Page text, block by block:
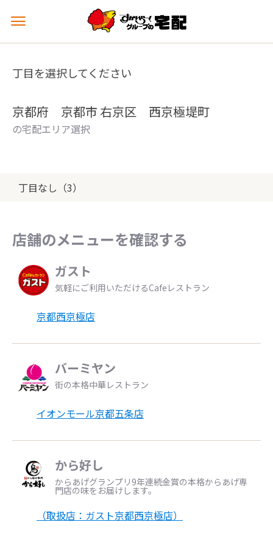
メ
ュ
を
丁目を選択してください
京都府 京都市 右京区 西京極堤町
の宅配エリア選択
丁目なし（3）
店舗のメニューを確認する
ガスト
気軽にご利用いただけるCafeレストラン
京都西京極店
バーミヤン
街の本格中華レストラン
イオンモール京都五条店
から好し
からあげグランプリ9年連続金賞の本格からあげ専
門店の味をお届けします。
（取扱店：ガスト京都西京極店）